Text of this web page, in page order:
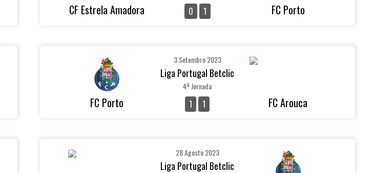
CF Estrela Amadora 0 1 FC Porto
FC Porto
3 Setembro 2023
Liga Portugal Betclic
4ª Jornada
1 1 FC Arouca
28 Agosto 2023
Liga Portugal Betclic